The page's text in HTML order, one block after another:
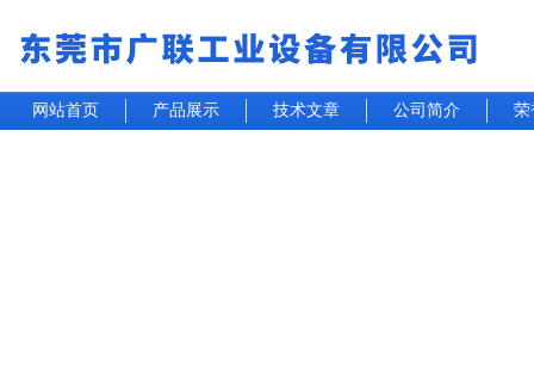
网站首页 产品展示 技术文章 公司简介 荣